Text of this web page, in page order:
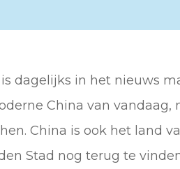
dagelijks in het nieuws
China van
China is ook het land
Stad nog terug te